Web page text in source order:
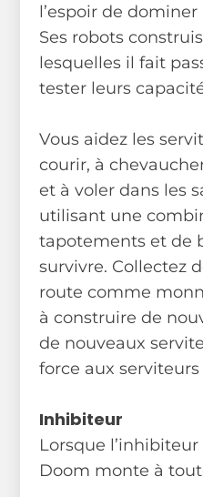
l’espoir de
Ses robots
lesquelles il fait
tester leurs
Vous aidez les
courir, à
et à voler dans les
utilisant une
tapotements et de
survivre. Collectez
route comme
à construire de
de nouveaux
force aux
Inhibiteur
Lorsque
Doom monte à